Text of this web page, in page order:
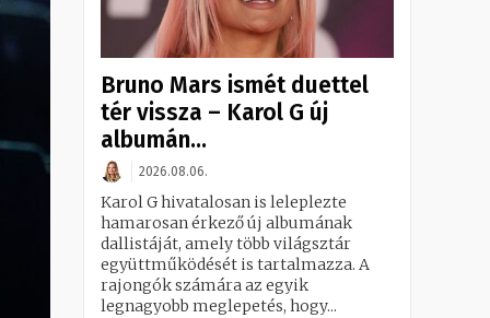
Bruno Mars ismét duettel
tér vissza – Karol G új
albumán...
2026.08.06.
Karol G hivatalosan is leleplezte
hamarosan érkező új albumának
dallistáját, amely több világsztár
együttműködését is tartalmazza. A
rajongók számára az egyik
legnagyobb meglepetés, hogy...